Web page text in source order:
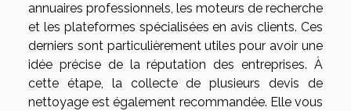
annuaires professionnels, les moteurs de recherche
et les plateformes spécialisées en avis clients. Ces
derniers sont particulièrement utiles pour avoir une
idée précise de la réputation des entreprises. À
cette étape, la collecte de plusieurs devis de
nettoyage est également recommandée. Elle vous